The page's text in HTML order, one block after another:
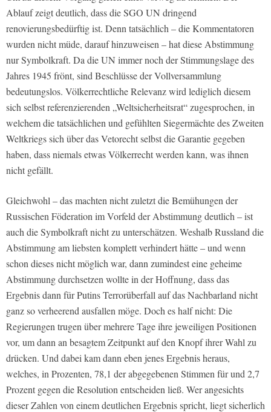
Ablauf zeigt deutlich, dass die SGO UN dringend
renovierungsbedürftig ist. Denn tatsächlich – die Kommentatoren
wurden nicht müde, darauf hinzuweisen – hat diese Abstimmung
nur Symbolkraft. Da die UN immer noch der Stimmungslage des
Jahres 1945 frönt, sind Beschlüsse der Vollversammlung
bedeutungslos. Völkerrechtliche Relevanz wird lediglich diesem
sich selbst referenzierenden „Weltsicherheitsrat“ zugesprochen, in
welchem die tatsächlichen und gefühlten Siegermächte des Zweiten
Weltkriegs sich über das Vetorecht selbst die Garantie gegeben
haben, dass niemals etwas Völkerrecht werden kann, was ihnen
nicht gefällt.
Gleichwohl – das machten nicht zuletzt die Bemühungen der
Russischen Föderation im Vorfeld der Abstimmung deutlich – ist
auch die Symbolkraft nicht zu unterschätzen. Weshalb Russland die
Abstimmung am liebsten komplett verhindert hätte – und wenn
schon dieses nicht möglich war, dann zumindest eine geheime
Abstimmung durchsetzen wollte in der Hoffnung, dass das
Ergebnis dann für Putins Terrorüberfall auf das Nachbarland nicht
ganz so verheerend ausfallen möge. Doch es half nicht: Die
Regierungen trugen über mehrere Tage ihre jeweiligen Positionen
vor, um dann an besagtem Zeitpunkt auf den Knopf ihrer Wahl zu
drücken. Und dabei kam dann eben jenes Ergebnis heraus,
welches, in Prozenten, 78,1 der abgegebenen Stimmen für und 2,7
Prozent gegen die Resolution entscheiden ließ. Wer angesichts
dieser Zahlen von einem deutlichen Ergebnis spricht, liegt sicherlich